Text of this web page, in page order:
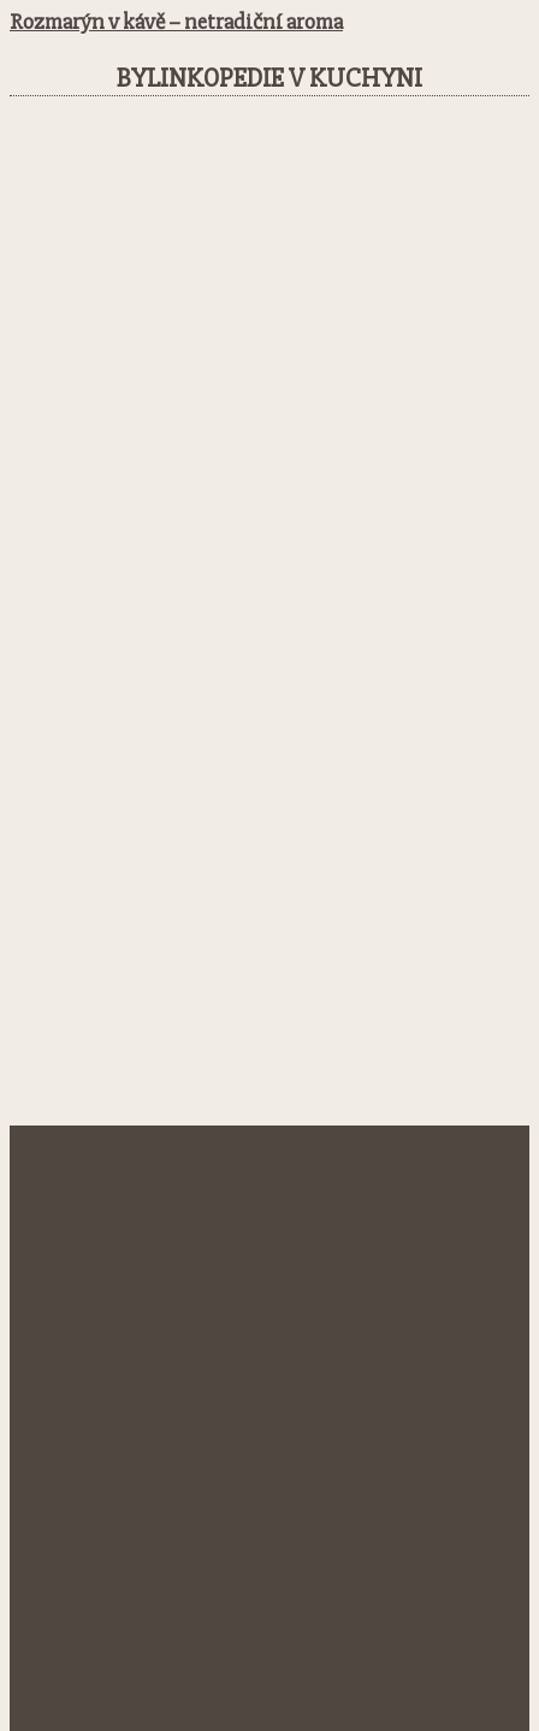
Rozmarýn v kávě – netradiční aroma
BYLINKOPEDIE V KUCHYNI